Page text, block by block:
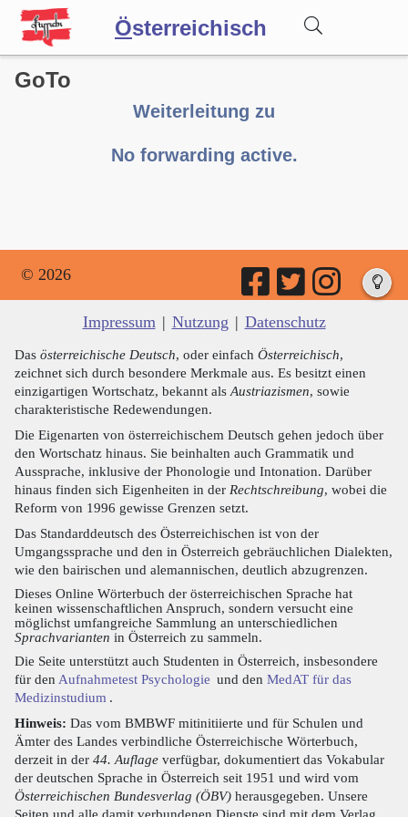
Österreichisch
Wörterbuch
GoTo
Weiterleitung zu
No forwarding active.
© 2026
Impressum | Nutzung | Datenschutz
Das österreichische Deutsch, oder einfach Österreichisch,
zeichnet sich durch besondere Merkmale aus. Es besitzt einen
einzigartigen Wortschatz, bekannt als Austriazismen, sowie
charakteristische Redewendungen.
Die Eigenarten von österreichischem Deutsch gehen jedoch über
den Wortschatz hinaus. Sie beinhalten auch Grammatik und
Aussprache, inklusive der Phonologie und Intonation. Darüber
hinaus finden sich Eigenheiten in der Rechtschreibung, wobei die
Reform von 1996 gewisse Grenzen setzt.
Das Standarddeutsch des Österreichischen ist von der
Umgangssprache und den in Österreich gebräuchlichen Dialekten,
wie den bairischen und alemannischen, deutlich abzugrenzen.
Dieses Online Wörterbuch der österreichischen Sprache hat
keinen wissenschaftlichen Anspruch, sondern versucht eine
möglichst umfangreiche Sammlung an unterschiedlichen
Sprachvarianten in Österreich zu sammeln.
Die Seite unterstützt auch Studenten in Österreich, insbesondere
für den Aufnahmetest Psychologie und den MedAT für das
Medizinstudium .
Hinweis: Das vom BMBWF mitinitiierte und für Schulen und
Ämter des Landes verbindliche Österreichische Wörterbuch,
derzeit in der 44. Auflage verfügbar, dokumentiert das Vokabular
der deutschen Sprache in Österreich seit 1951 und wird vom
Österreichischen Bundesverlag (ÖBV) herausgegeben. Unsere
Seiten und alle damit verbundenen Dienste sind mit dem Verlag